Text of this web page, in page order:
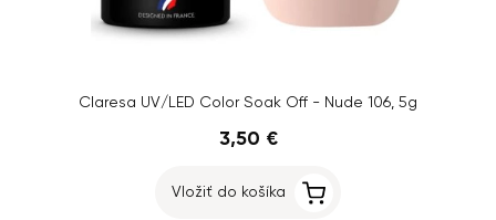
Claresa UV/LED Color Soak Off - Nude 106, 5g
3,50 €
Vložiť do košíka